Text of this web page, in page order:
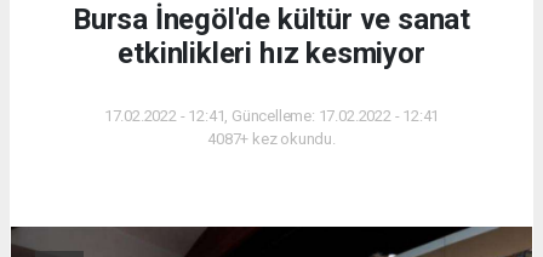
Bursa İnegöl'de kültür ve sanat
etkinlikleri hız kesmiyor
17.02.2022 - 12:41, Güncelleme: 17.02.2022 - 12:41
4087+ kez okundu.